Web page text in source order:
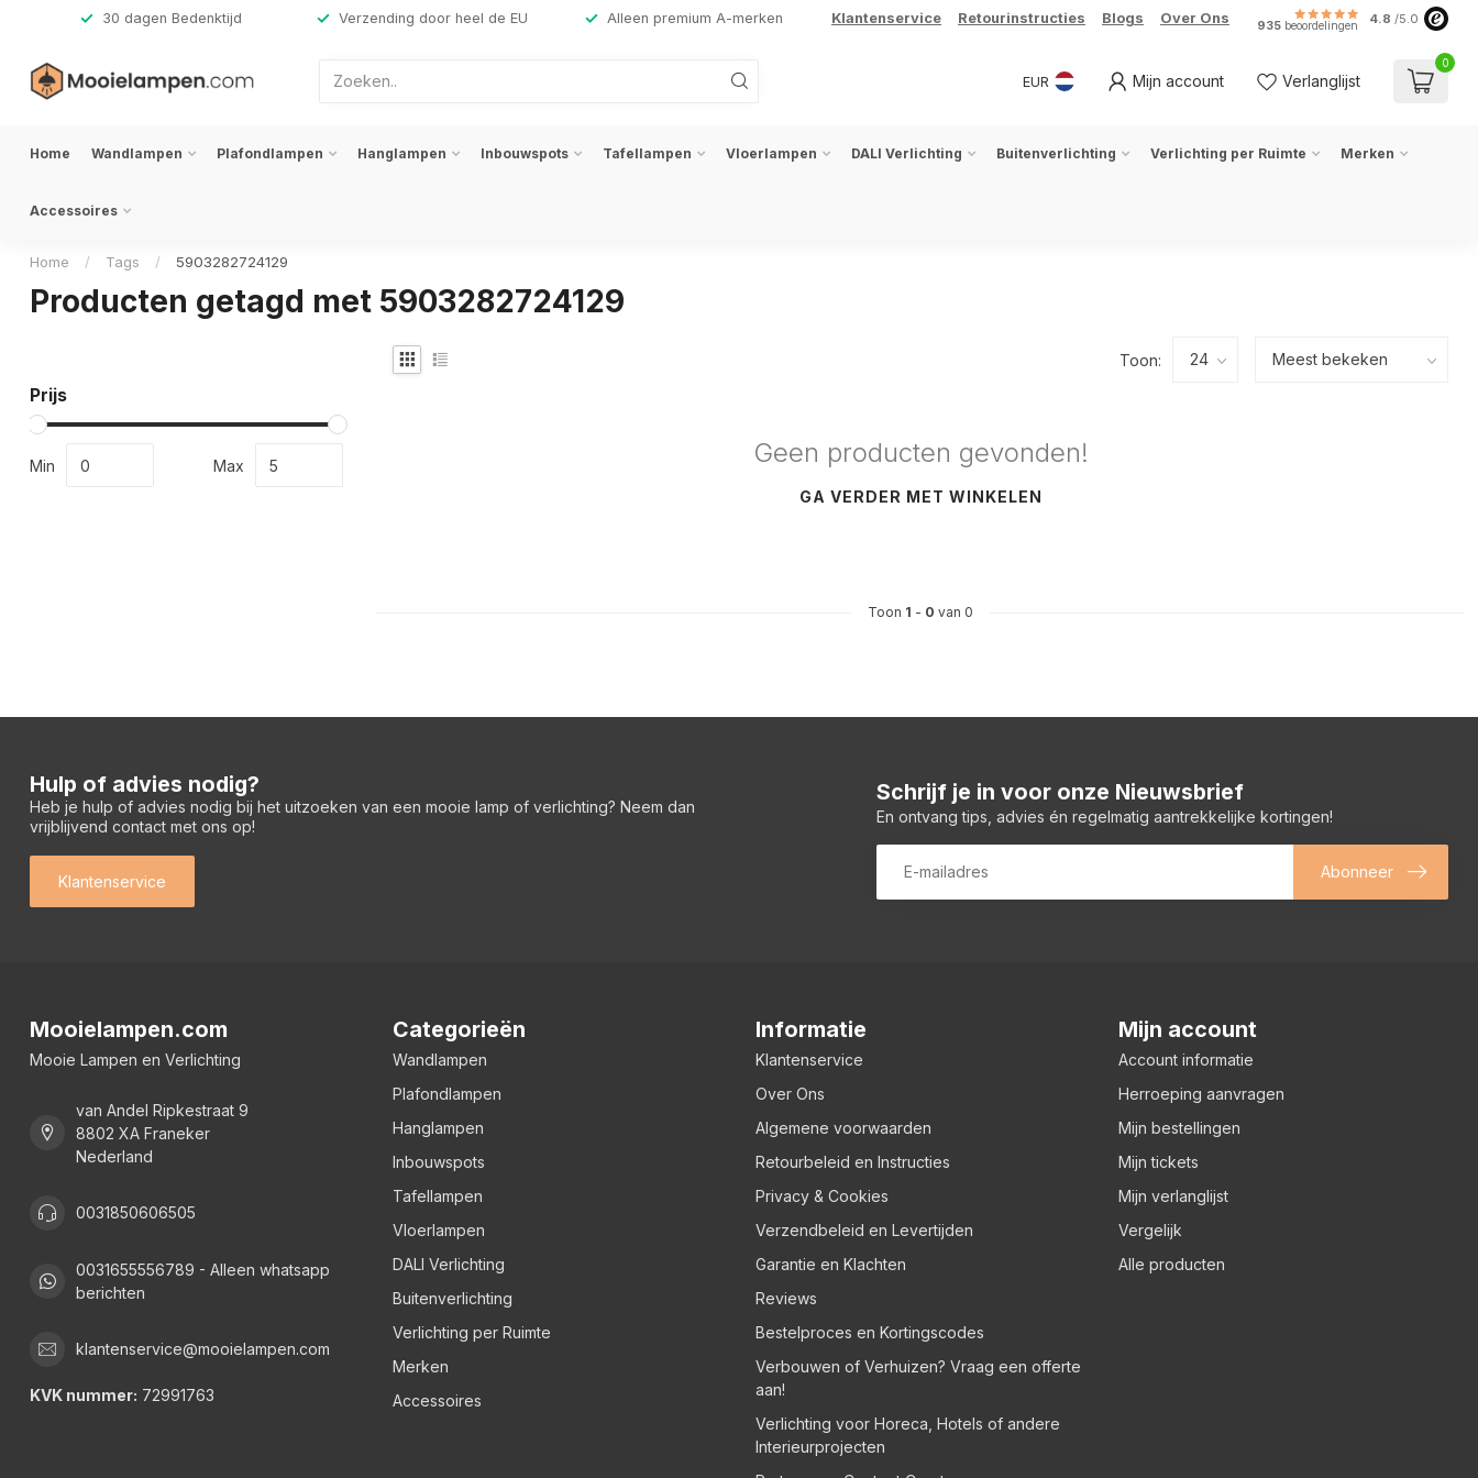
30 dagen Bedenktijd Verzending door heel de EU Alleen premium A-merken Klantenservice Retourinstructies Blogs Over Ons 935 beoordelingen 4.8 /5.0
EUR Mijn account Verlanglijst
0
Home Wandlampen Plafondlampen Hanglampen Inbouwspots Tafellampen Vloerlampen DALI Verlichting Buitenverlichting Verlichting per Ruimte Merken
Accessoires
Home / Tags / 5903282724129
Producten getagd met 5903282724129
Prijs
Min Max
Toon:
Geen producten gevonden!
GA VERDER MET WINKELEN
Toon 1 - 0 van 0
Hulp of advies nodig?
Heb je hulp of advies nodig bij het uitzoeken van een mooie lamp of verlichting? Neem dan
vrijblijvend contact met ons op!
Klantenservice
Schrijf je in voor onze Nieuwsbrief
En ontvang tips, advies én regelmatig aantrekkelijke kortingen!
Abonneer
Mooielampen.com
Mooie Lampen en Verlichting
van Andel Ripkestraat 9
8802 XA Franeker
Nederland
0031850606505
0031655556789 - Alleen whatsapp
berichten
klantenservice@mooielampen.com
KVK nummer: 72991763
Categorieën
Wandlampen
Plafondlampen
Hanglampen
Inbouwspots
Tafellampen
Vloerlampen
DALI Verlichting
Buitenverlichting
Verlichting per Ruimte
Merken
Accessoires
Informatie
Klantenservice
Over Ons
Algemene voorwaarden
Retourbeleid en Instructies
Privacy & Cookies
Verzendbeleid en Levertijden
Garantie en Klachten
Reviews
Bestelproces en Kortingscodes
Verbouwen of Verhuizen? Vraag een offerte
aan!
Verlichting voor Horeca, Hotels of andere
Interieurprojecten
Mijn account
Account informatie
Herroeping aanvragen
Mijn bestellingen
Mijn tickets
Mijn verlanglijst
Vergelijk
Alle producten